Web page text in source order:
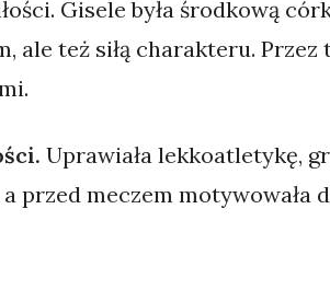
Gisele była środkową
też siłą charakteru. Przez
Uprawiała lekkoatletykę,
przed meczem motywowała